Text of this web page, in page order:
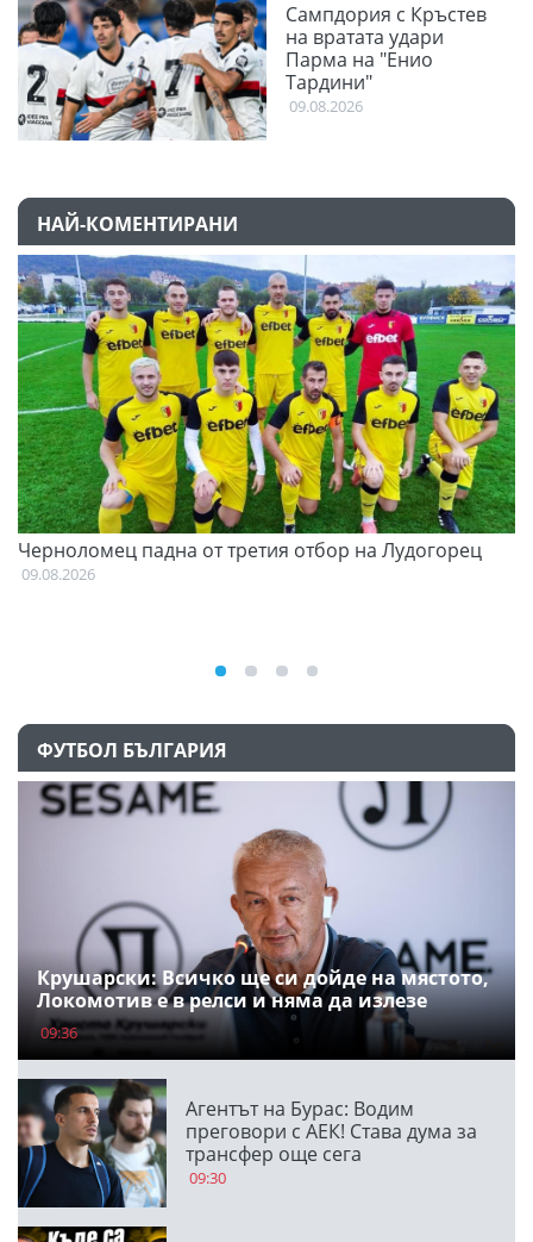
Сампдория с Кръстев
на вратата удари
Парма на "Енио
Тардини"
09.08.2026
НАЙ-КОМЕНТИРАНИ
Черноломец падна от третия отбор на Лудогорец
09.08.2026
ФУТБОЛ БЪЛГАРИЯ
Крушарски: Всичко ще си дойде на мястото,
Локомотив е в релси и няма да излезе
09:36
Агентът на Бурас: Водим
преговори с АЕК! Става дума за
трансфер още сега
09:30